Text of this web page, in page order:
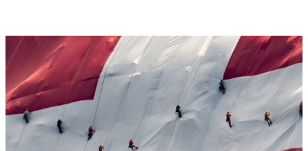
IN
BICICLETTA